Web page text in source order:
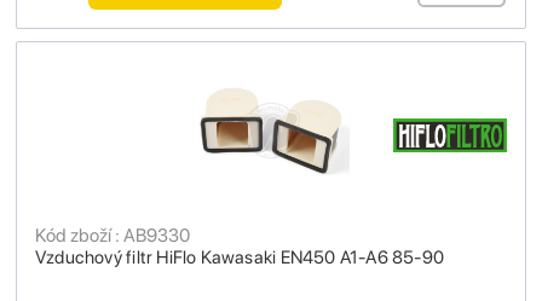
Vzduchový filtr HiFlo Kawasaki EN450 A1-A6 85-90
Kód zboží : AB9330